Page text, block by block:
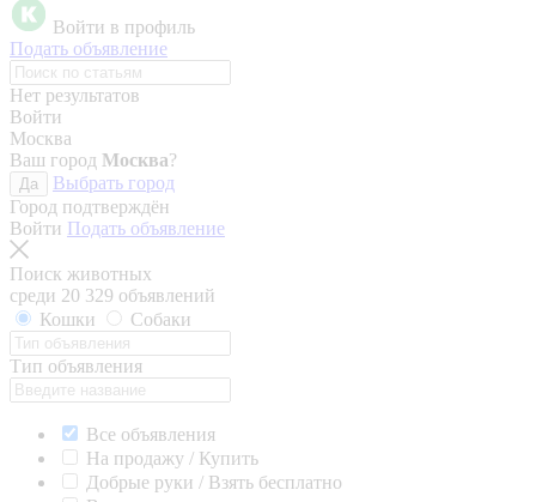
Войти в профиль
Подать объявление
Нет результатов
Войти
Москва
Ваш город Москва?
Да
Выбрать город
Город подтверждён
Войти Подать объявление
Поиск животных
среди 20 329 объявлений
Кошки
Собаки
Тип объявления
Все объявления
На продажу / Купить
Добрые руки / Взять бесплатно